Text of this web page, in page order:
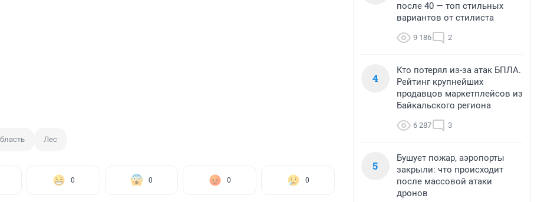
Лес
0 0 0 0
после 40 — топ стильных
вариантов от стилиста
9 186 2
4
Кто потерял из-за атак БПЛА.
Рейтинг крупнейших
продавцов маркетплейсов из
Байкальского региона
6 287 3
5
Бушует пожар, аэропорты
закрыли: что происходит
после массовой атаки
дронов